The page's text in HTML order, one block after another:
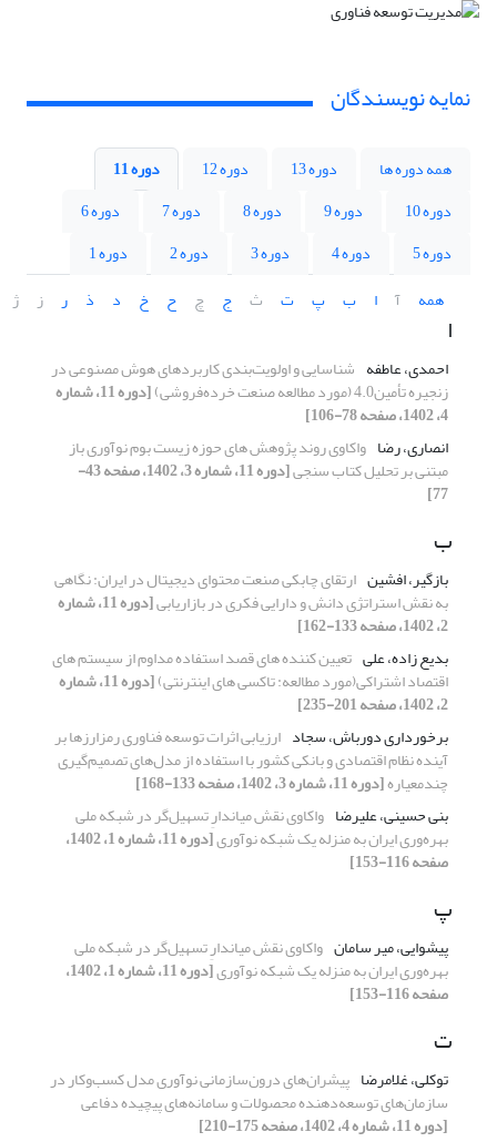
نمایه نویسندگان
همه دوره ها دوره 13 دوره 12
دوره 11
دوره 10
دوره 9 دوره 8 دوره 7
دوره 6
دوره 5
دوره 4 دوره 3 دوره 2
دوره 1
همه
آ ا ب پ ت ث ج چ ح خ د ذ ر ز ژ
ا
احمدی، عاطفه شناسایی و اولویت‌بندی کاربردهای هوش مصنوعی در
زنجیره تأمین4.0 (مورد مطالعه صنعت خرده‌فروشی) [دوره 11، شماره
4، 1402، صفحه 78-106]
انصاری، رضا واکاوی روند پژوهش های حوزه زیست بوم نوآوری باز
مبتنی بر تحلیل کتاب سنجی [دوره 11، شماره 3، 1402، صفحه 43-
77]
ب
بازگیر، افشین ارتقای چابکی صنعت محتوای دیجیتال در ایران: نگاهی
به نقش استراتژی دانش و دارایی فکری در بازاریابی [دوره 11، شماره
2، 1402، صفحه 133-162]
بدیع زاده، علی تعیین کننده های قصد استفاده مداوم از سیستم های
اقتصاد اشتراکی(مورد مطالعه: تاکسی های اینترنتی) [دوره 11، شماره
2، 1402، صفحه 201-235]
برخورداری دورباش، سجاد ارزیابی اثرات توسعه فناوری رمزارزها بر
آینده نظام اقتصادی و بانکی کشور با استفاده از مدل‌های تصمیم‌گیری
چندمعیاره[دوره 11، شماره 3، 1402، صفحه 133-168]
بنی حسینی، علیرضا واکاوی نقش میاندارِ تسهیل‌گر در شبکه ملی
بهره‌وری ایران به منزله یک شبکه نوآوری [دوره 11، شماره 1، 1402،
صفحه 116-153]
پ
پیشوایی، میر سامان واکاوی نقش میاندارِ تسهیل‌گر در شبکه ملی
بهره‌وری ایران به منزله یک شبکه نوآوری [دوره 11، شماره 1، 1402،
صفحه 116-153]
ت
توکلی، غلامرضا پیشران‌های درون‌سازمانی نوآوری مدل کسب‌وکار در
سازمان‌های توسعه‌دهنده محصولات و سامانه‌های پیچیده دفاعی
[دوره 11، شماره 4، 1402، صفحه 175-210]